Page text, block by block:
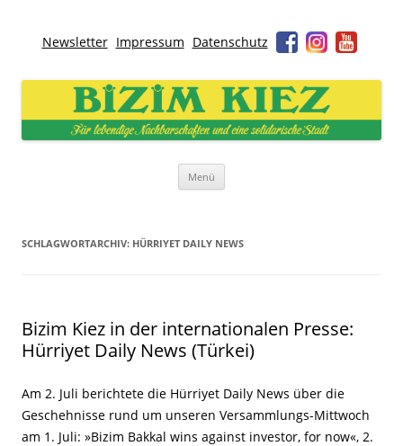
Newsletter Impressum Datenschutz
Bizim Kiez – Unser Kiez
Für lebendige Nachbarschaften und eine solidarische Stadt
Menü
SCHLAGWORTARCHIV: HÜRRIYET DAILY NEWS
Bizim Kiez in der internationalen Presse:
Hürriyet Daily News (Türkei)
Am 2. Juli berichtete die Hürriyet Daily News über die
Geschehnisse rund um unseren Versammlungs-Mittwoch
am 1. Juli: »Bizim Bakkal wins against investor, for now«, 2.